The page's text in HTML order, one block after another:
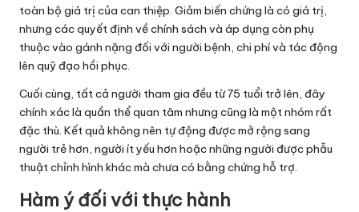
toàn bộ giá trị của can thiệp. Giảm biến chứng là có giá trị,
nhưng các quyết định về chính sách và áp dụng còn phụ
thuộc vào gánh nặng đối với người bệnh, chi phí và tác động
lên quỹ đạo hồi phục.
Cuối cùng, tất cả người tham gia đều từ 75 tuổi trở lên, đây
chính xác là quần thể quan tâm nhưng cũng là một nhóm rất
đặc thù. Kết quả không nên tự động được mở rộng sang
người trẻ hơn, người ít yếu hơn hoặc những người được phẫu
thuật chỉnh hình khác mà chưa có bằng chứng hỗ trợ.
Hàm ý đối với thực hành